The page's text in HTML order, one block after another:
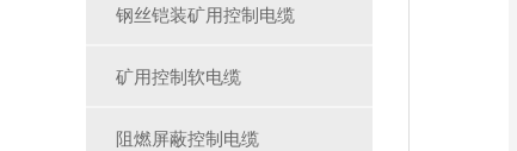
钢丝铠装矿用控制电缆
矿用控制软电缆
阻燃屏蔽控制电缆